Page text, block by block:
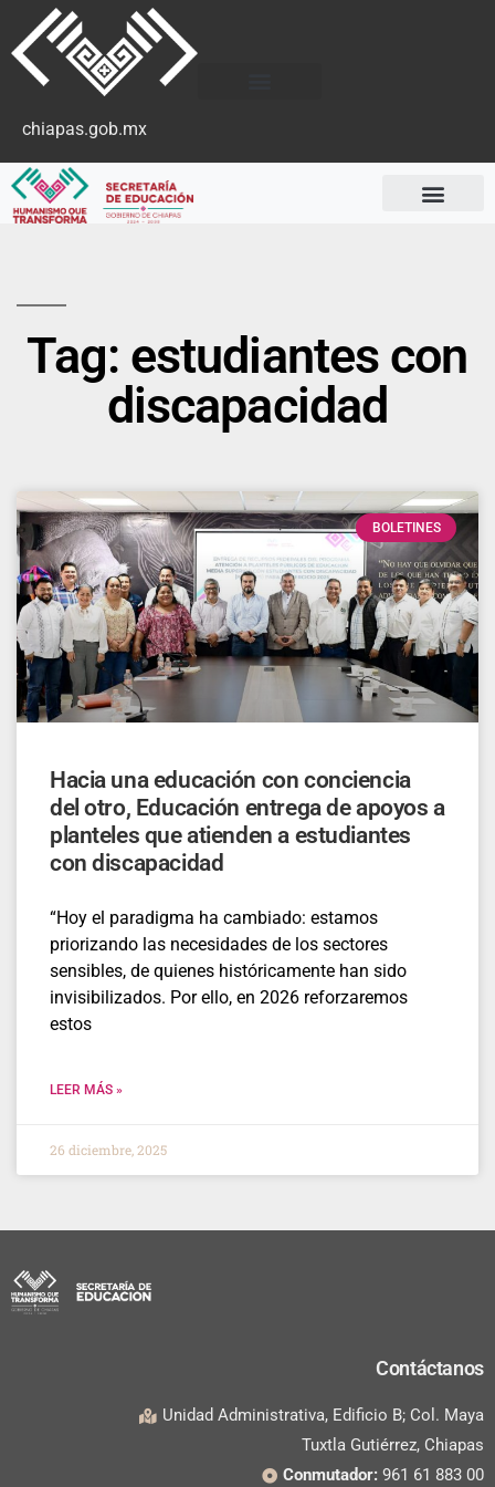
chiapas.gob.mx
Tag: estudiantes con
discapacidad
BOLETINES
Hacia una educación con conciencia
del otro, Educación entrega de apoyos a
planteles que atienden a estudiantes
con discapacidad
“Hoy el paradigma ha cambiado: estamos
priorizando las necesidades de los sectores
sensibles, de quienes históricamente han sido
invisibilizados. Por ello, en 2026 reforzaremos
estos
LEER MÁS »
26 diciembre, 2025
Contáctanos
Unidad Administrativa, Edificio B; Col. Maya
Tuxtla Gutiérrez, Chiapas
Conmutador: 961 61 883 00